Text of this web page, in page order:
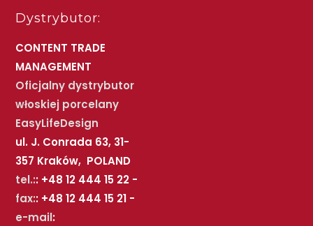
Dystrybutor:
CONTENT TRADE
MANAGEMENT
Oficjalny dystrybutor
włoskiej porcelany
EasyLifeDesign
ul. J. Conrada 63, 31-
357 Kraków, POLAND
tel.:: +48 12 444 15 22 -
fax:: +48 12 444 15 21 -
e-mail: